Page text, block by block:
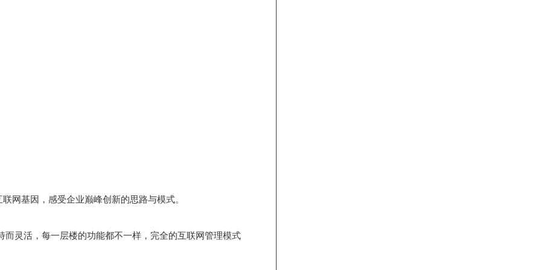
网基因，感受企业巅峰创新的思路与模式。
灵活，每一层楼的功能都不一样，完全的互联网管理模式